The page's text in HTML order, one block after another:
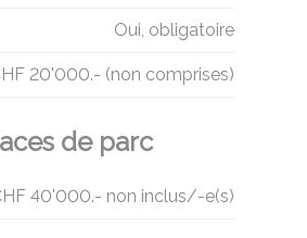
Oui, obligatoire
20'000.- (non comprises)
de parc
40'000.- non inclus/-e(s)